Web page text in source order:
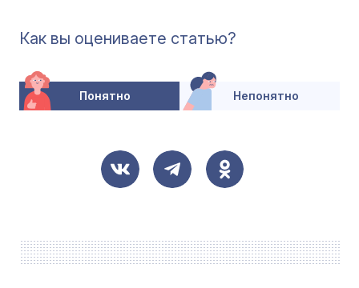
Как вы оцениваете статью?
Понятно Непонятно